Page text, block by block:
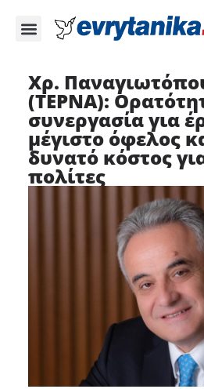
Χρ.
(ΤΕΡΝΑ):
συνεργασία για
μέγιστο όφελος
δυνατό κόστος
πολίτες